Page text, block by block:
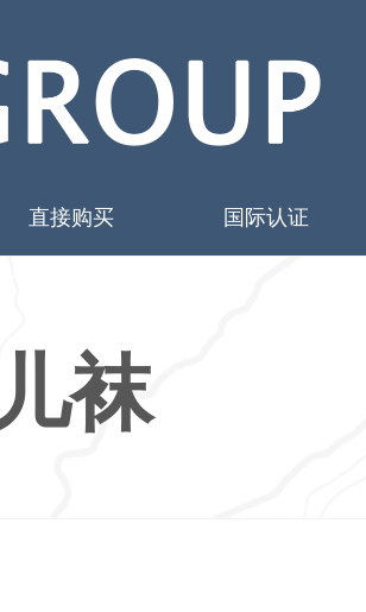
直接购买 国际认证
袜